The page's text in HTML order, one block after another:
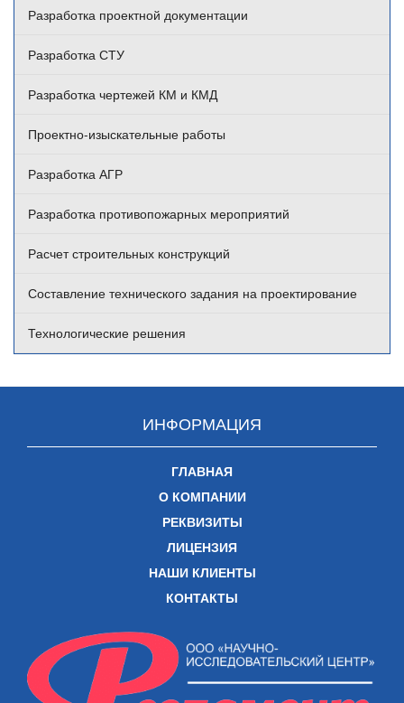
Разработка проектной документации
Разработка СТУ
Разработка чертежей КМ и КМД
Проектно-изыскательные работы
Разработка АГР
Разработка противопожарных мероприятий
Расчет строительных конструкций
Составление технического задания на проектирование
Технологические решения
ИНФОРМАЦИЯ
ГЛАВНАЯ
О КОМПАНИИ
РЕКВИЗИТЫ
ЛИЦЕНЗИЯ
НАШИ КЛИЕНТЫ
КОНТАКТЫ